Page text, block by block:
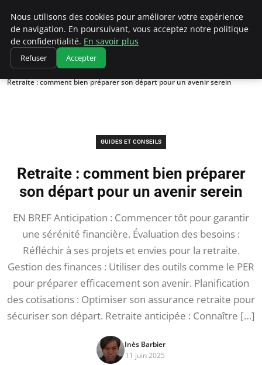
Chasseur De Tête
Accueil
Guides et Conseils
Retraite : comment bien préparer son départ pour un avenir serein
GUIDES ET CONSEILS
Retraite : comment bien préparer
son départ pour un avenir serein
EN BREF Anticipation : Commencer tôt pour garantir
une sérénité financière. Évaluation des besoins :
Réfléchir à ses projets et envies pour la retraite.
Gestion des finances : Utiliser des outils comme le PER
pour préparer efficacement son avenir. Planification
des cotisations : Optimiser son assurance retraite pour
sécuriser son départ. Retraite anticipée : Connaître […]
Inès Barbier
11 juin 2025
Nous utilisons des cookies pour améliorer votre expérience
de navigation. En poursuivant, vous acceptez notre politique
de confidentialité. En savoir plus
Refuser Accepter